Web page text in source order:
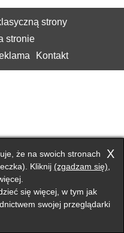
strony
stronie
Kontakt
X
że na swoich stronach
Kliknij (zgadzam się)
się więcej, w tym jak
swojej przeglądarki